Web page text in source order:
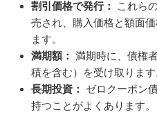
割引価格で発行：
これら
売され、購入価格と額面
ます。
満期額： 満期時に、債権
積を含む）を受け取ります
長期投資：
ゼロクーポン
持つことがよくあります。